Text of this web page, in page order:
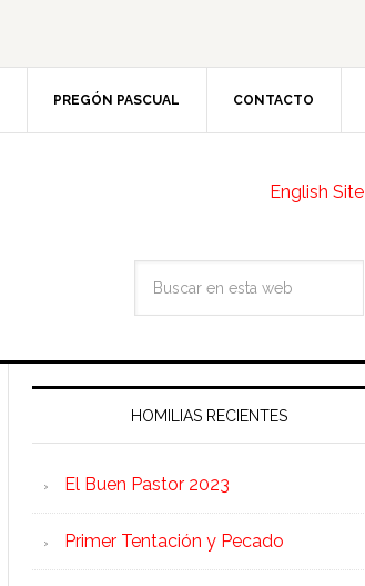
PREGÓN PASCUAL CONTACTO
English Site
HOMILIAS RECIENTES
El Buen Pastor 2023
Primer Tentación y Pecado